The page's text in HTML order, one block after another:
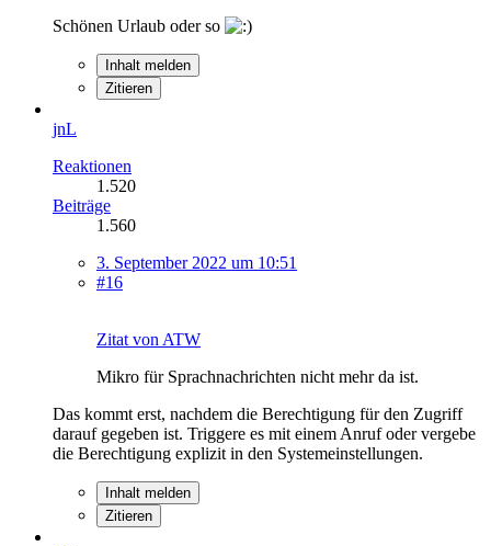
Schönen Urlaub oder so
Inhalt melden
Zitieren
jnL
Reaktionen
1.520
Beiträge
1.560
3. September 2022 um 10:51
#16
Zitat von ATW
Mikro für Sprachnachrichten nicht mehr da ist.
Das kommt erst, nachdem die Berechtigung für den Zugriff
darauf gegeben ist. Triggere es mit einem Anruf oder vergebe
die Berechtigung explizit in den Systemeinstellungen.
Inhalt melden
Zitieren